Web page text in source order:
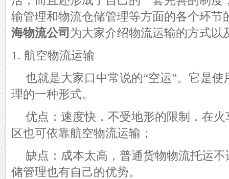
输管理和物流仓储管理等方面的各个环节
海物流公司 为大家介绍物流运输的方式以
1. 航空物流运输
也就是大家口中常说的“空运”。它是
理的一种形式。
优点：速度快，不受地形的限制，在
区也可依靠航空物流运输；
缺点：成本太高，普通货物物流托运不
储管理也有自己的优势。